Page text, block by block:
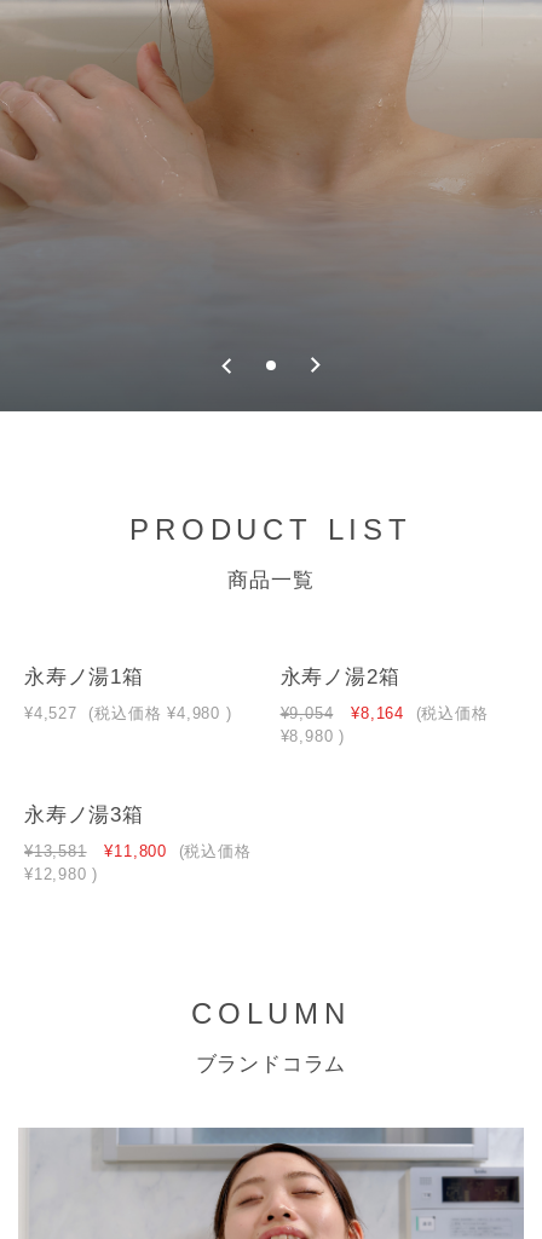
PRODUCT LIST
商品一覧
永寿ノ湯1箱
¥4,527 (税込価格 ¥4,980 )
永寿ノ湯2箱
¥9,054 ¥8,164
(税込価格
¥8,980 )
永寿ノ湯3箱
¥13,581 ¥11,800
(税込価格
¥12,980 )
COLUMN
ブランドコラム